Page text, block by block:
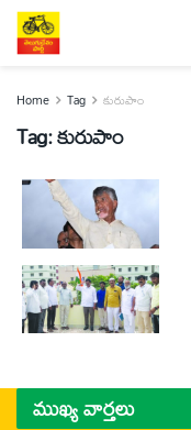
Home Tag కురుపాం
Tag:కురుపాం
ముఖ్య వార్తలు